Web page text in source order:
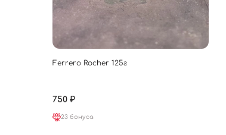
Ferrero Rocher 125г
750 ₽
23 бонуса